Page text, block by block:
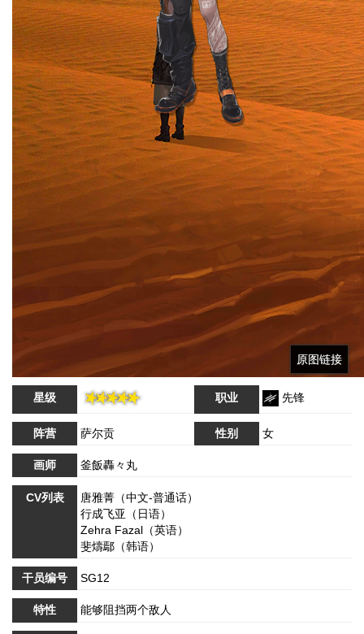
原图链接
原图链接
原图链接
星级 职业 先锋
阵营 萨尔贡 性别 女
画师 釜飯轟々丸
CV列表
唐雅菁（中文-普通话）
行成飞亚（日语）
Zehra Fazal（英语）
斐燽鄢（韩语）
干员编号 SG12
特性 能够阻挡两个敌人